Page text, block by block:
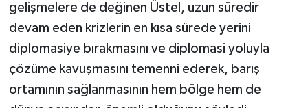
gelişmelere de değinen Üstel, uzun süredir
devam eden krizlerin en kısa sürede yerini
diplomasiye bırakmasını ve diplomasi yoluyla
çözüme kavuşmasını temenni ederek, barış
ortamının sağlanmasının hem bölge hem de